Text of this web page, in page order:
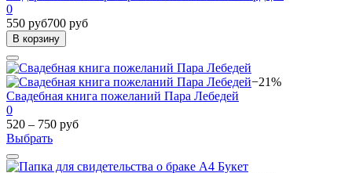
0
550 руб700 руб
В корзину
−21%
Свадебная книга пожеланий Пара Лебедей
0
520 – 750 руб
Выбрать